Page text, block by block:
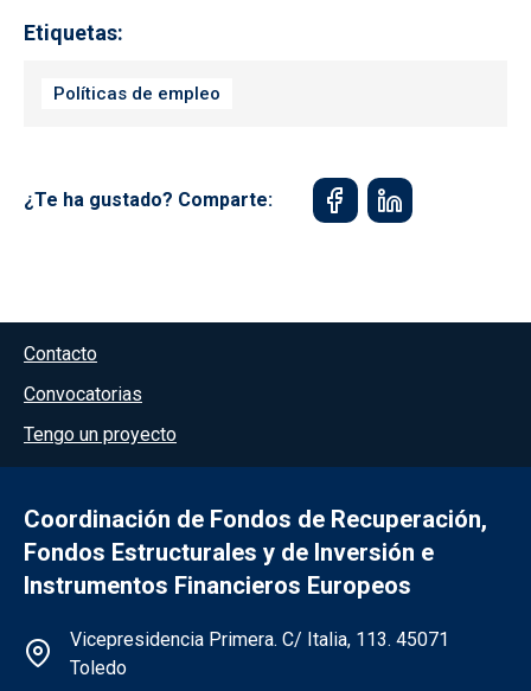
Etiquetas
Políticas de empleo
¿Te ha gustado? Comparte:
Menú del pie
Contacto
Convocatorias
Tengo un proyecto
Coordinación de Fondos de Recuperación,
Fondos Estructurales y de Inversión e
Instrumentos Financieros Europeos
Información de la institución
Vicepresidencia Primera. C/ Italia, 113. 45071
Toledo